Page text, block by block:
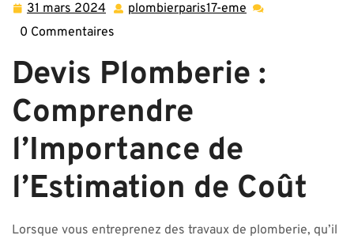
31 mars 2024 31
mars
plombierparis17-eme plombierparis17-
0 Commentaires
Devis Plomberie :
Comprendre
l’Importance de
l’Estimation de Coût
Lorsque vous entreprenez des travaux de plomberie, qu’il